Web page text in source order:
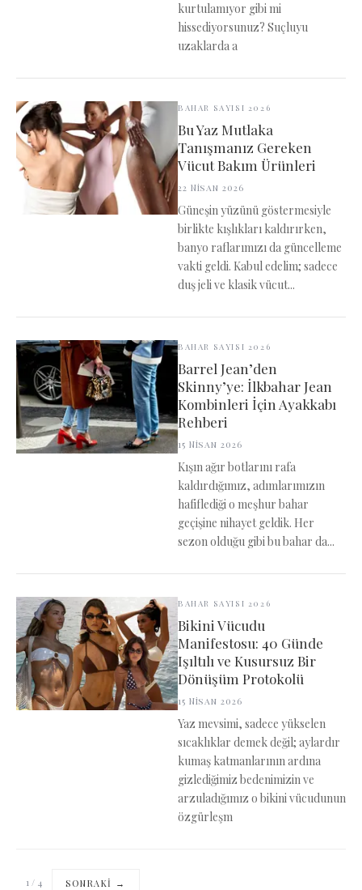
kurtulamıyor gibi mi
hissediyorsunuz? Suçluyu
uzaklarda a
BAHAR SAYISI 2026
Bu Yaz Mutlaka
Tanışmanız Gereken
Vücut Bakım Ürünleri
22 Nisan 2026
Güneşin yüzünü göstermesiyle
birlikte kışlıkları kaldırırken,
banyo raflarımızı da güncelleme
vakti geldi. Kabul edelim; sadece
duş jeli ve klasik vücut...
BAHAR SAYISI 2026
Barrel Jean’den
Skinny’ye: İlkbahar Jean
Kombinleri İçin Ayakkabı
Rehberi
15 Nisan 2026
Kışın ağır botlarını rafa
kaldırdığımız, adımlarımızın
hafiflediği o meşhur bahar
geçişine nihayet geldik. Her
sezon olduğu gibi bu bahar da...
BAHAR SAYISI 2026
Bikini Vücudu
Manifestosu: 40 Günde
Işıltılı ve Kusursuz Bir
Dönüşüm Protokolü
15 Nisan 2026
Yaz mevsimi, sadece yükselen
sıcaklıklar demek değil; aylardır
kumaş katmanlarının ardına
gizlediğimiz bedenimizin ve
arzuladığımız o bikini vücudunun
özgürleşm
1 / 4 SONRAKI →